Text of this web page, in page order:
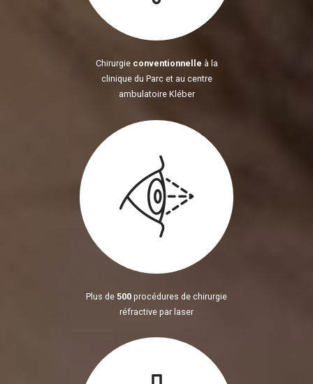
Chirurgie conventionnelle à la
clinique du Parc et au centre
ambulatoire Kléber
Plus de 500 procédures de chirurgie
réfractive par laser